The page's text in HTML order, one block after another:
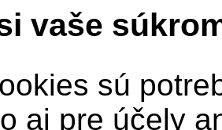
vaše
sú
aj pre účely